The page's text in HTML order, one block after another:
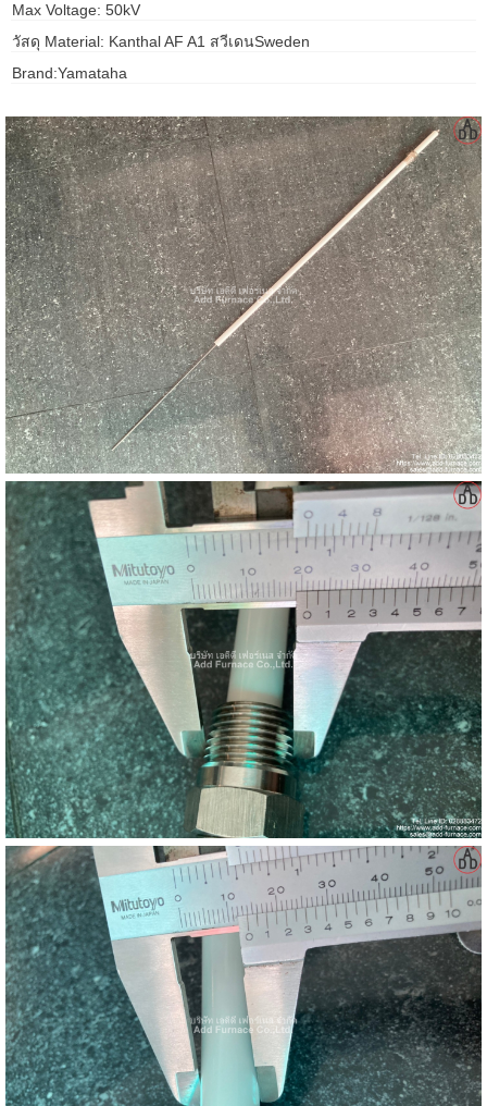
Max Voltage: 50kV
วัสดุ Material: Kanthal AF A1 สวีเดนSweden
Brand:Yamataha